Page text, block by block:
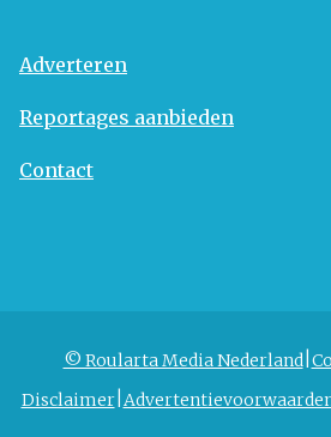
Adverteren
Reportages aanbieden
Contact
© Roularta Media Nederland
Disclaimer